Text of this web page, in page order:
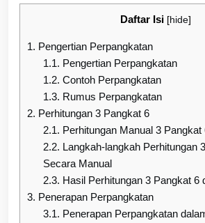
Daftar Isi [hide]
1. Pengertian Perpangkatan
1.1. Pengertian Perpangkatan
1.2. Contoh Perpangkatan
1.3. Rumus Perpangkatan
2. Perhitungan 3 Pangkat 6
2.1. Perhitungan Manual 3 Pangkat
2.2. Langkah-langkah Perhitungan
Secara Manual
2.3. Hasil Perhitungan 3 Pangkat 6
3. Penerapan Perpangkatan
3.1. Penerapan Perpangkatan